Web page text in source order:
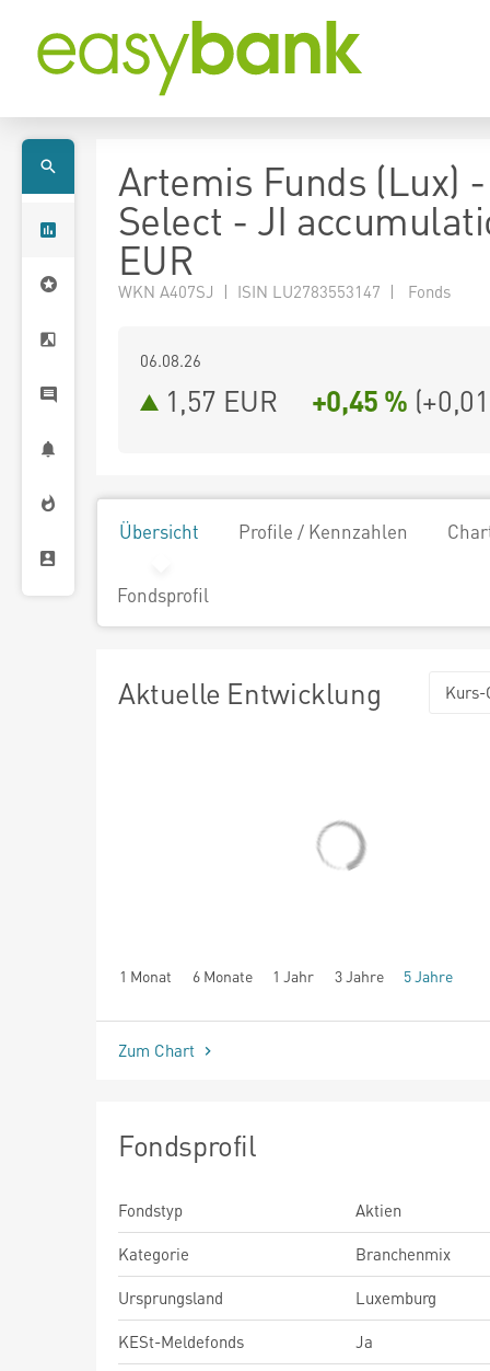
Artemis Funds (Lux)
Select - JI
EUR
WKN A407SJ | ISIN LU2783553147 | Fonds
06.08.26
1,57 EUR +0,45 % (+0,01
Übersicht Profile / Kennzahlen
Fondsprofil
Aktuelle Entwicklung Kurs-
1 Monat 6 Monate 1 Jahr 3 Jahre 5 Jahre
seit Beginn
Zum Chart
Fondsprofil
Fondstyp
Aktien
Kategorie
Branchenmix
Ursprungsland
Luxemburg
KESt-Meldefonds
Ja